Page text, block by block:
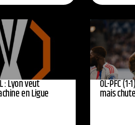
: Lyon veut
en Ligue
OL-PFC
mais